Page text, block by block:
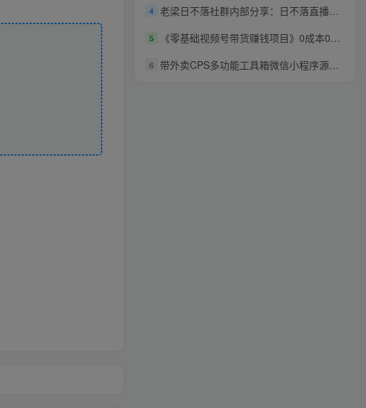
4 老梁日不落社群内部分享：日不落直播间玩法，鱼塘起号玩法，新人零粉丝平播起号
5 《零基础视频号带货赚钱项目》0成本0门槛轻松日入300+
6 带外卖CPS多功能工具箱微信小程序源码，支持多种流量主，实现躺赚【零基础免服务器免源码搭建】